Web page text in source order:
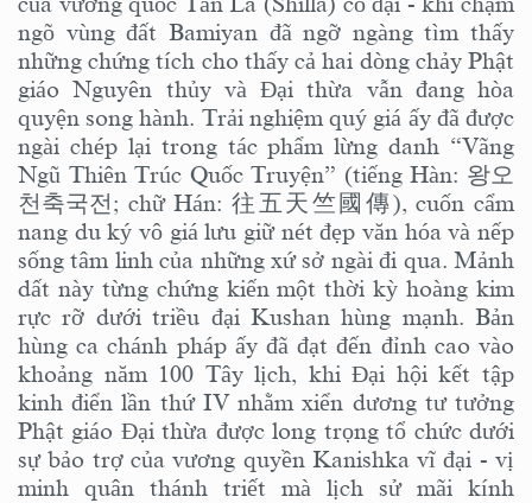
ngõ vùng đất Bamiyan đã ngỡ ngàng tìm thấy
những chứng tích cho thấy cả hai dòng chảy Phật
giáo Nguyên thủy và Đại thừa vẫn đang hòa
quyện song hành. Trải nghiệm quý giá ấy đã được
ngài chép lại trong tác phẩm lừng danh “Vãng
Ngũ Thiên Trúc Quốc Truyện” (tiếng Hàn: 왕오
천축국전; chữ Hán: 往五天竺國傳), cuốn cẩm
nang du ký vô giá lưu giữ nét đẹp văn hóa và nếp
sống tâm linh của những xứ sở ngài đi qua. Mảnh
dất này từng chứng kiến một thời kỳ hoàng kim
rực rỡ dưới triều đại Kushan hùng mạnh. Bản
hùng ca chánh pháp ấy đã đạt đến đỉnh cao vào
khoảng năm 100 Tây lịch, khi Đại hội kết tập
kinh điển lần thứ IV nhằm xiển dương tư tưởng
Phật giáo Đại thừa được long trọng tổ chức dưới
sự bảo trợ của vương quyền Kanishka vĩ đại - vị
minh quân thánh triết mà lịch sử mãi kính